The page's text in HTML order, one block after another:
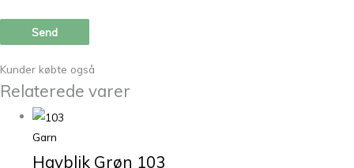
Kunder købte også
Relaterede varer
Garn
Havblik Grøn 103